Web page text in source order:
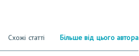
Схожі статті Більше від цього автора